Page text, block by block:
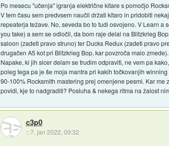
Po mesecu "učenja" igranja električne kitare s pomočjo
V tem času sem predvsem naučil držati kitaro in pridobiti
repeaterja težave. No, seveda bo to tudi osvojeno. V Learn
you take) a sem se odločil, da bom raje delal na Blitzkrieg
saloon (zadeti pravo struno) ter Ducks Redux (zadeti pravo
drugačen A5 kot pri Blitzkrieg Bop, kar povzroča malo zmede).
Napake, ki jih sicer delam se trudim odpraviti, ne vem pa
poleg tega pa je še moja mantra pri kakih točkovanjih
90-100% Rocksmith mastering prej omenjene pesmi. Kar
povidi, kje to nadgraditi? Posluha & nekega ritma na žalost
c3p0
::7. jan 2022, 09:32